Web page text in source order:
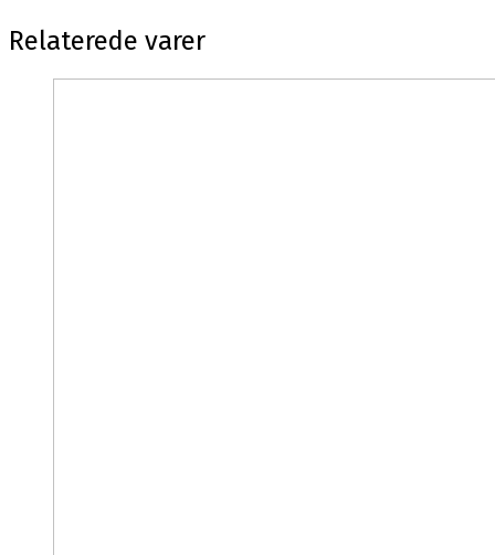
Relaterede varer